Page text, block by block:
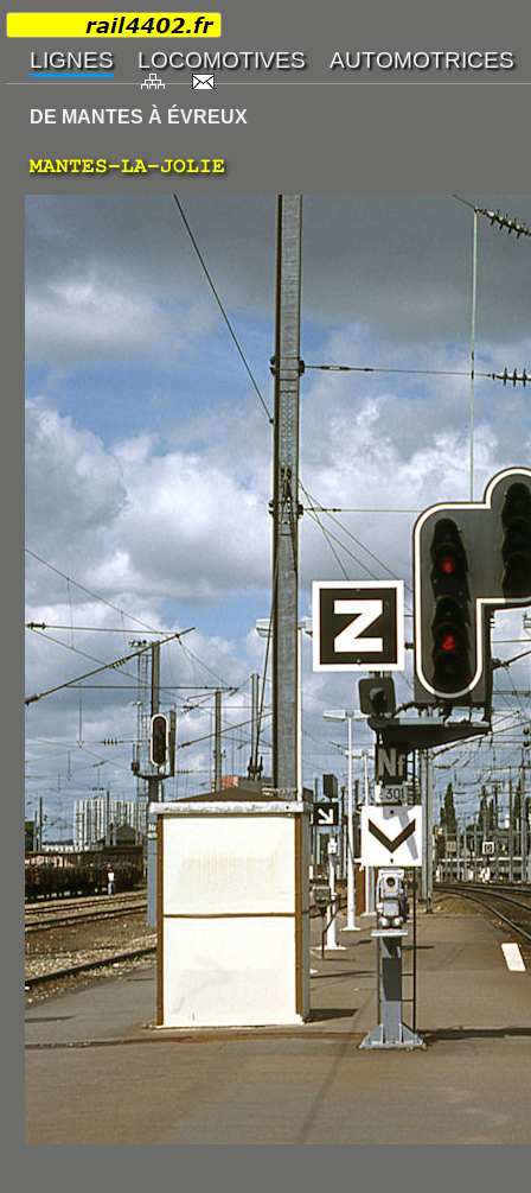
DE MANTES À ÉVREUX
MANTES-LA-JOLIE